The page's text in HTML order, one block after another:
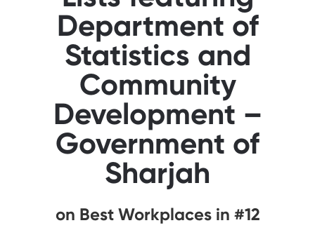
Department of
Statistics and
Community
Development –
Government of
Sharjah
#12 on Best Workplaces in